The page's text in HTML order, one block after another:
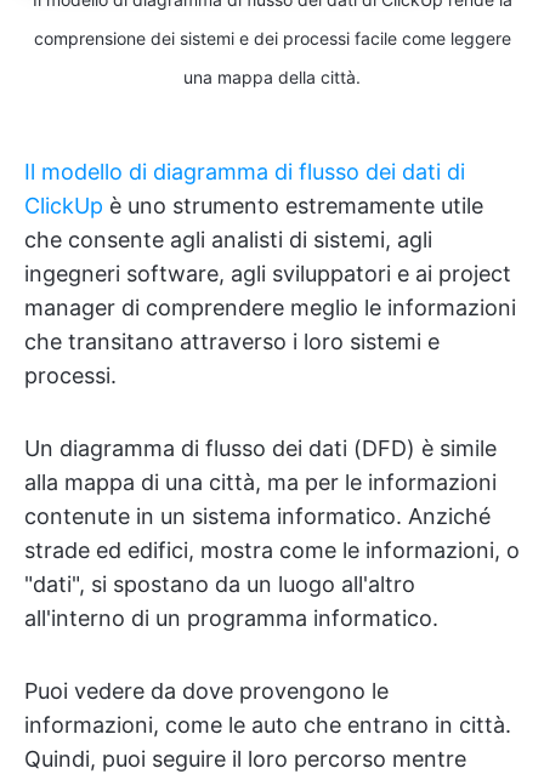
comprensione dei sistemi e dei processi facile come leggere
una mappa della città.
Il modello di diagramma di flusso dei dati di
ClickUp è uno strumento estremamente utile
che consente agli analisti di sistemi, agli
ingegneri software, agli sviluppatori e ai project
manager di comprendere meglio le informazioni
che transitano attraverso i loro sistemi e
processi.
Un diagramma di flusso dei dati (DFD) è simile
alla mappa di una città, ma per le informazioni
contenute in un sistema informatico. Anziché
strade ed edifici, mostra come le informazioni, o
"dati", si spostano da un luogo all'altro
all'interno di un programma informatico.
Puoi vedere da dove provengono le
informazioni, come le auto che entrano in città.
Quindi, puoi seguire il loro percorso mentre